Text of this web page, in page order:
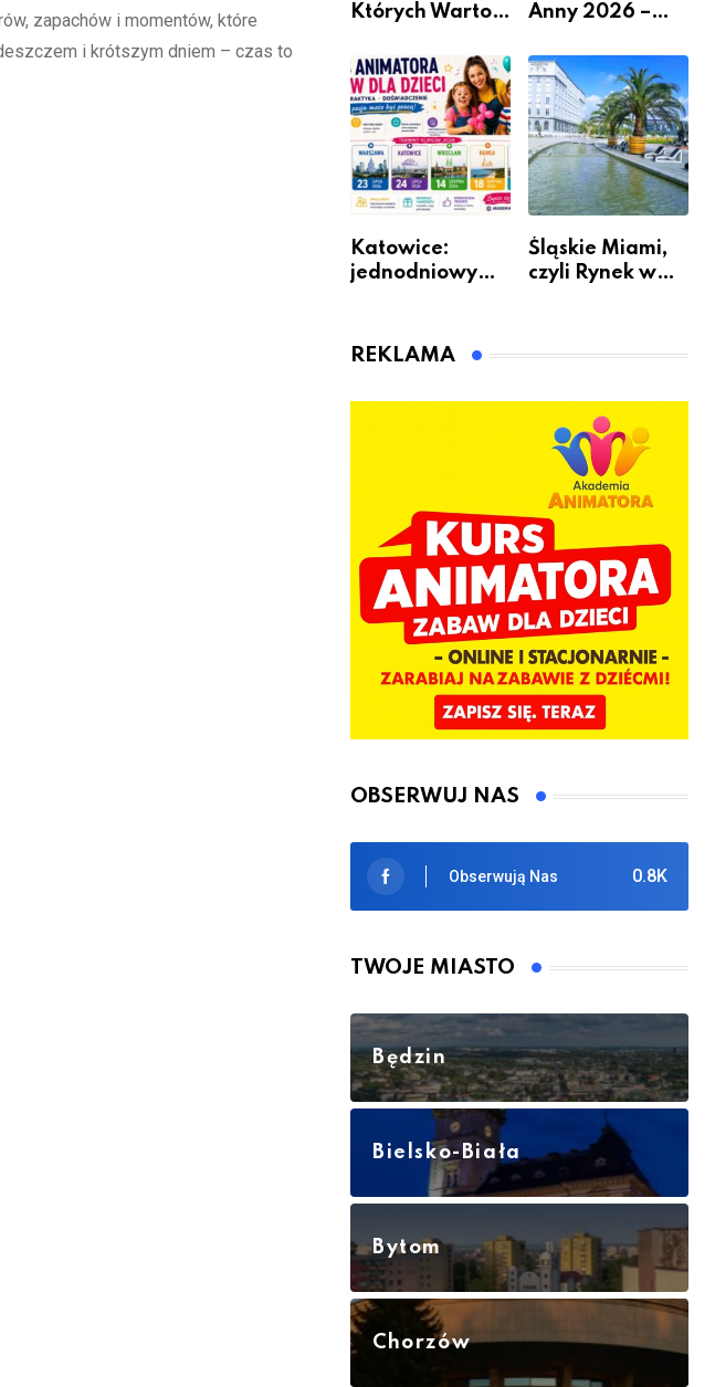
zapachów i momentów, które
i krótszym dniem – czas to
Których Warto
Remontem
Mieszkania
Anny 2026 –
Katowice:
jednodniowy
animatora
Śląskie Miami,
czyli Rynek w
REKLAMA
OBSERWUJ NAS
0.8K
Obserwują Nas
TWOJE MIASTO
Będzin
Bielsko-Biała
Bytom
Chorzów